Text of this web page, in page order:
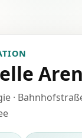
·